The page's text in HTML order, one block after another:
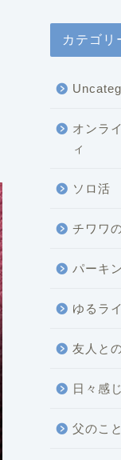
カテゴリ
オンラ
ィ
ソロ活
チワワ
パーキ
ゆるラ
友人と
日々感
父のこと